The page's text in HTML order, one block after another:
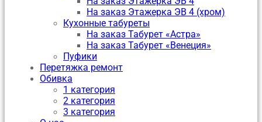
На заказ Этажерка ЭВ 4 (хром)
Кухонные табуреты
На заказ Табурет «Астра»
На заказ Табурет «Венеция»
Пуфики
Перетяжка ремонт
Обивка
1 категория
2 категория
3 категория